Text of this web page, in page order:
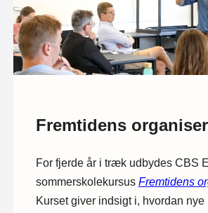
Fremtidens
For fjerde år i træk udbydes CBS
sommerskolekursus Fremtidens
Kurset giver indsigt i, hvordan nye